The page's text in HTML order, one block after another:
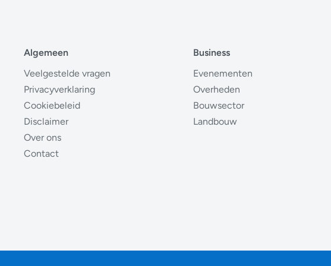
Algemeen
Veelgestelde vragen
Privacyverklaring
Cookiebeleid
Disclaimer
Over ons
Contact
Business
Evenementen
Overheden
Bouwsector
Landbouw